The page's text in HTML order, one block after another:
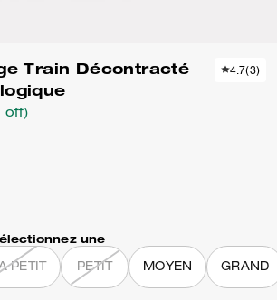
Train Décontracté
off)
4.7(3)
une
PETIT PETIT MOYEN GRAND